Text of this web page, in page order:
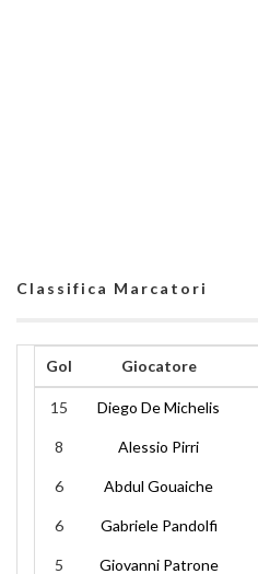
Classifica Marcatori
Gol Giocatore
15 Diego De Michelis
8 Alessio Pirri
6 Abdul Gouaiche
6 Gabriele Pandolfi
5 Giovanni Patrone